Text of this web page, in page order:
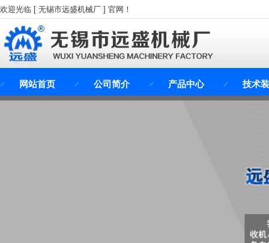
欢迎光临 [ 无锡市远盛机械厂 ] 官网！
网站首页 公司简介 产品中心 技术